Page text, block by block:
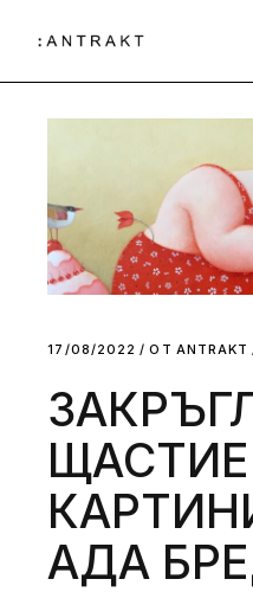
17/08/2022 ОТ АNTRAKT
АДА